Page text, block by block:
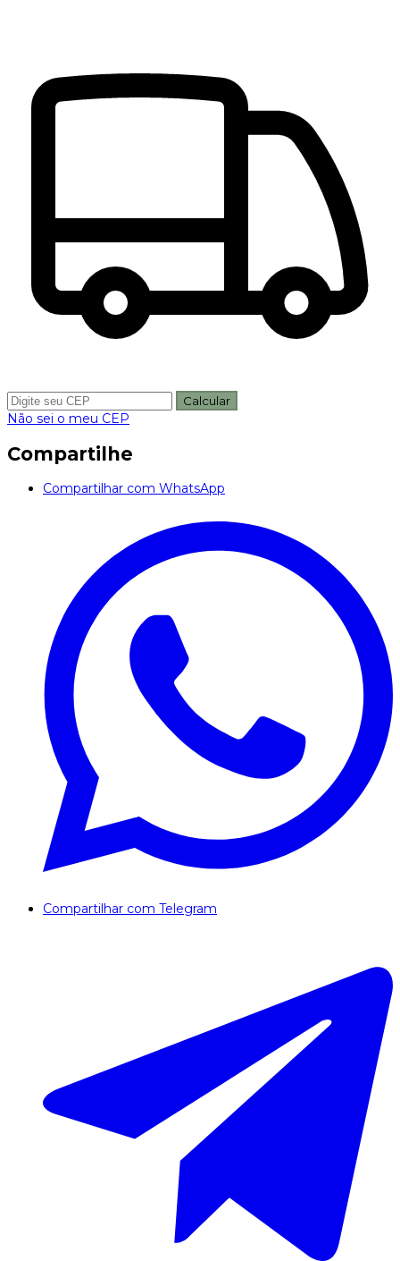
Calcular
Não sei o meu CEP
Compartilhe
Compartilhar com WhatsApp
Compartilhar com Telegram